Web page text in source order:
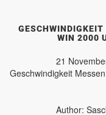
WIN 2000
21
Geschwindigkeit
Author: